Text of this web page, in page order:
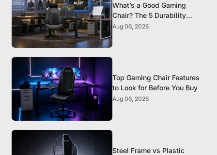
What’s a Good Gaming
Chair? The 5 Durability
Standards That Actually
Aug 06, 2026
Top Gaming Chair Features
to Look for Before You Buy
Aug 06, 2026
Steel Frame vs Plastic